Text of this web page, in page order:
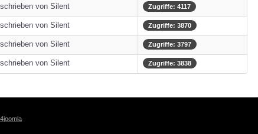
von Silent Zugriffe: 4117
von Silent Zugriffe: 3870
von Silent Zugriffe: 3797
von Silent Zugriffe: 3838